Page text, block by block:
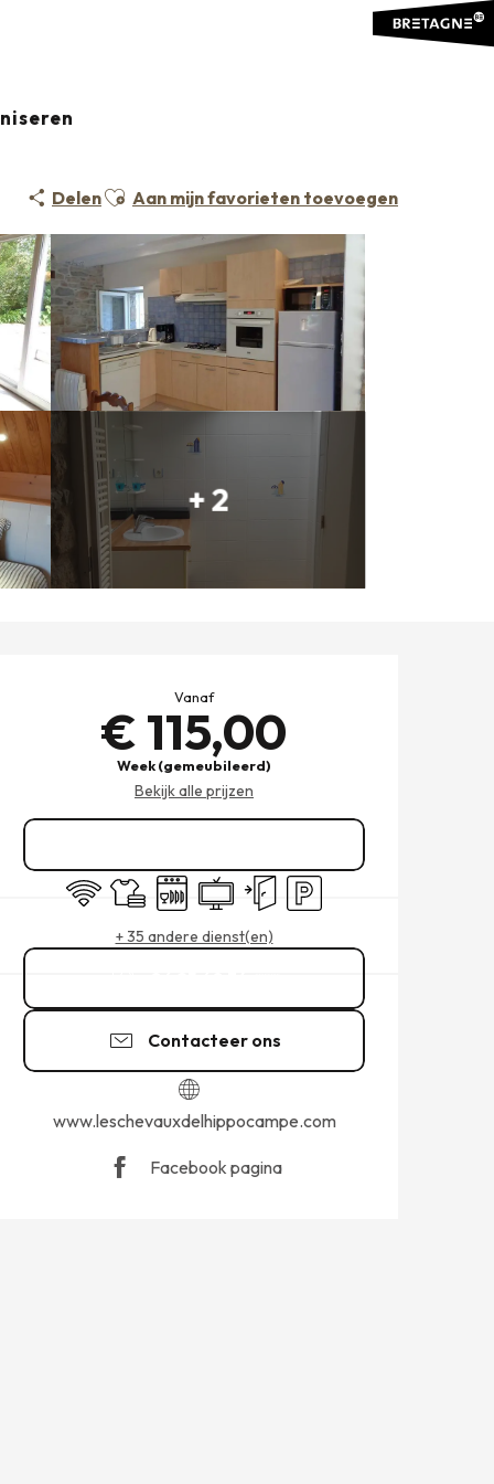
DelenAjouter aux favoris
Aan mijn favorieten toevoegen
+ 2
EN
Vanaf
€ 115,00
Week (gemeubileerd)
Bekijk alle prijzen
Wifi
Lakens en linnengoed
Vaatwassers
TelevisieOnafhankelijke ingang
Parkeerplaats
+ 35 andere dienst(en)
Contacteer ons
www.leschevauxdelhippocampe.com
Facebook pagina